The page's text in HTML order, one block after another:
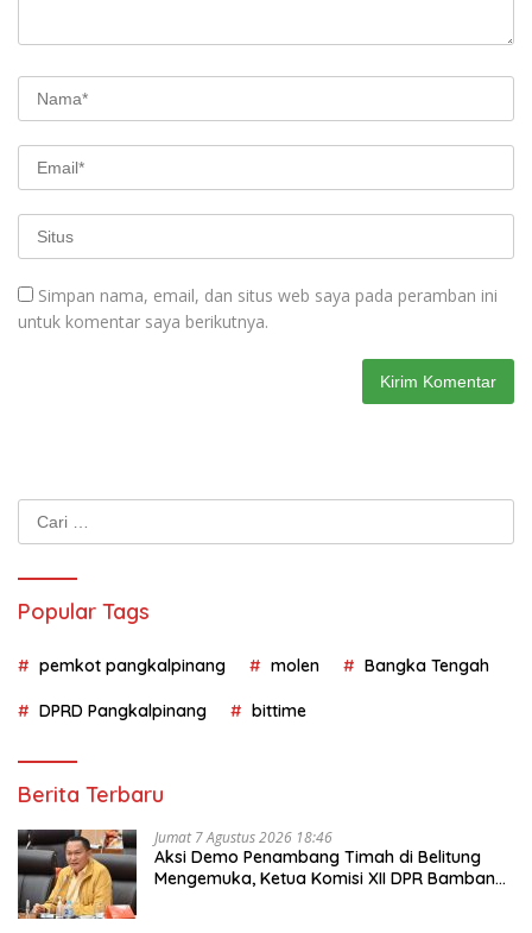
Simpan nama, email, dan situs web saya pada peramban ini
untuk komentar saya berikutnya.
Cari
untuk:
Popular Tags
pemkot pangkalpinang molen Bangka Tengah
DPRD Pangkalpinang bittime
Berita Terbaru
Jumat 7 Agustus 2026 18:46
Aksi Demo Penambang Timah di Belitung
Mengemuka, Ketua Komisi XII DPR Bambang